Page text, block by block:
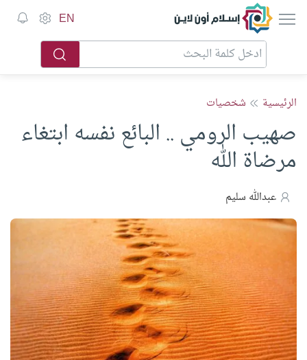
إسلام أون لاين EN
الرئيسية شخصيات
صهيب الرومي .. البائع نفسه ابتغاء
مرضاة الله
عبدالله سليم